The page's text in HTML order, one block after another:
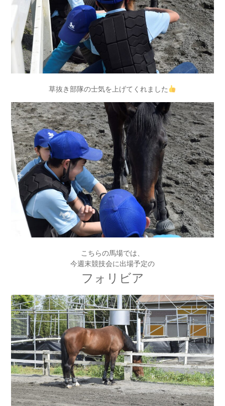
草抜き部隊の士気を上げてくれました
こちらの馬場では、
今週末競技会に出場予定の
フォリビア